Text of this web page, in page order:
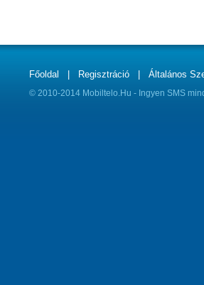
Főoldal Regisztráció Általános
© 2010-2014 Mobiltelo.Hu - Ingyen SMS